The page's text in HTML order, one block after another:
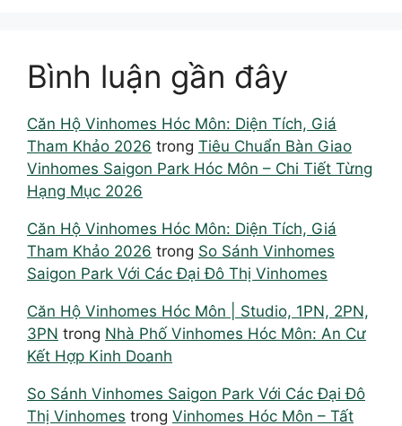
Bình luận gần đây
Căn Hộ Vinhomes Hóc Môn: Diện Tích, Giá
Tham Khảo 2026 trong Tiêu Chuẩn Bàn Giao
Vinhomes Saigon Park Hóc Môn – Chi Tiết Từng
Hạng Mục 2026
Căn Hộ Vinhomes Hóc Môn: Diện Tích, Giá
Tham Khảo 2026 trong So Sánh Vinhomes
Saigon Park Với Các Đại Đô Thị Vinhomes
Căn Hộ Vinhomes Hóc Môn | Studio, 1PN, 2PN,
3PN trong Nhà Phố Vinhomes Hóc Môn: An Cư
Kết Hợp Kinh Doanh
So Sánh Vinhomes Saigon Park Với Các Đại Đô
Thị Vinhomes trong Vinhomes Hóc Môn – Tất